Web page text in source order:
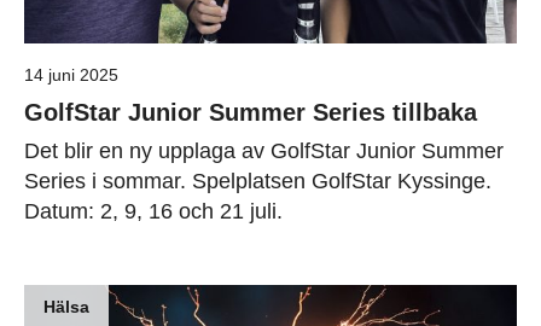
14 juni 2025
GolfStar Junior Summer Series tillbaka
Det blir en ny upplaga av GolfStar Junior Summer
Series i sommar. Spelplatsen GolfStar Kyssinge.
Datum: 2, 9, 16 och 21 juli.
Hälsa